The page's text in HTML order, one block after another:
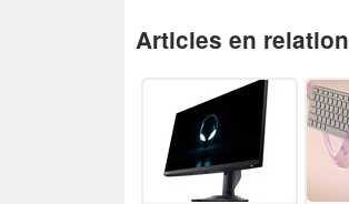
Articles en relation